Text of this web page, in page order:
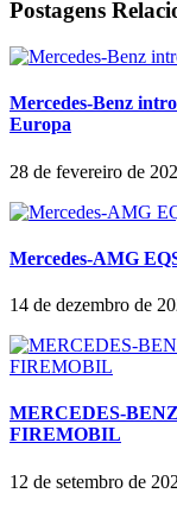
Postagens
Mercedes-Benz
Europa
28 de fevereiro de
Mercedes-AMG
14 de dezembro de
MERCEDES-
FIREMOBIL
12 de setembro de